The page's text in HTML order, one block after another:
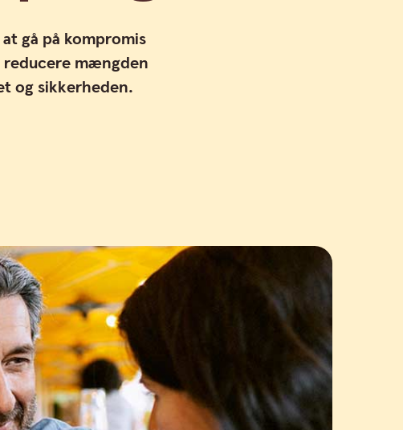
gå på kompromis
reducere mængden
og sikkerheden.